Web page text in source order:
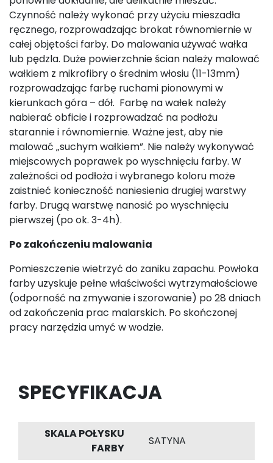
Czynność należy wykonać przy użyciu mieszadła
ręcznego, rozprowadzając brokat równomiernie w
całej objętości farby. Do malowania używać wałka
lub pędzla. Duże powierzchnie ścian należy malować
wałkiem z mikrofibry o średnim włosiu (11-13mm)
rozprowadzając farbę ruchami pionowymi w
kierunkach góra – dół. Farbę na wałek należy
nabierać obficie i rozprowadzać na podłożu
starannie i równomiernie. Ważne jest, aby nie
malować „suchym wałkiem”. Nie należy wykonywać
miejscowych poprawek po wyschnięciu farby. W
zależności od podłoża i wybranego koloru może
zaistnieć konieczność naniesienia drugiej warstwy
farby. Drugą warstwę nanosić po wyschnięciu
pierwszej (po ok. 3-4h).
Po zakończeniu malowania
Pomieszczenie wietrzyć do zaniku zapachu. Powłoka
farby uzyskuje pełne właściwości wytrzymałościowe
(odporność na zmywanie i szorowanie) po 28 dniach
od zakończenia prac malarskich. Po skończonej
pracy narzędzia umyć w wodzie.
SPECYFIKACJA
SKALA POŁYSKU
FARBY
SATYNA